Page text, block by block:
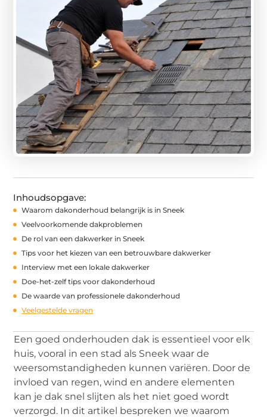
Inhoudsopgave:
Waarom dakonderhoud belangrijk is in Sneek
Veelvoorkomende dakproblemen
De rol van een dakwerker in Sneek
Tips voor het kiezen van een betrouwbare dakwerker
Interview met een lokale dakwerker
Doe-het-zelf tips voor dakonderhoud
De waarde van professionele dakonderhoud
Veelgestelde vragen
Een goed onderhouden dak is essentieel voor elk
huis, vooral in een stad als Sneek waar de
weersomstandigheden kunnen variëren. Door de
invloed van regen, wind en andere elementen
kan je dak snel slijten als het niet goed wordt
verzorgd. In dit artikel bespreken we waarom